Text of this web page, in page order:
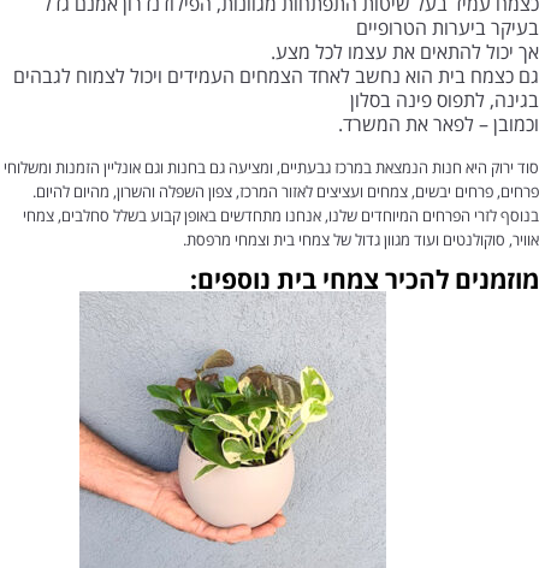
בעיקר ביערות הטרופיים
אך יכול להתאים את עצמו לכל מצע.
גם כצמח בית הוא נחשב לאחד הצמחים העמידים ויכול לצמוח לגבהים
בגינה, לתפוס פינה בסלון
וכמובן – לפאר את המשרד.
סוד ירוק היא חנות הנמצאת במרכז גבעתיים, ומציעה גם בחנות וגם אונליין הזמנות ומשלוחי
פרחים, פרחים יבשים, צמחים ועציצים לאזור המרכז, צפון השפלה והשרון, מהיום להיום.
בנוסף לזרי הפרחים המיוחדים שלנו, אנחנו מתחדשים באופן קבוע בשלל סחלבים, צמחי
אוויר, סוקולנטים ועוד מגוון גדול של צמחי בית וצמחי מרפסת.
מוזמנים להכיר צמחי בית נוספים: